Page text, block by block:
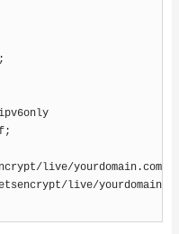
;
ipv6only
;
live/yourdomain.com/
live/